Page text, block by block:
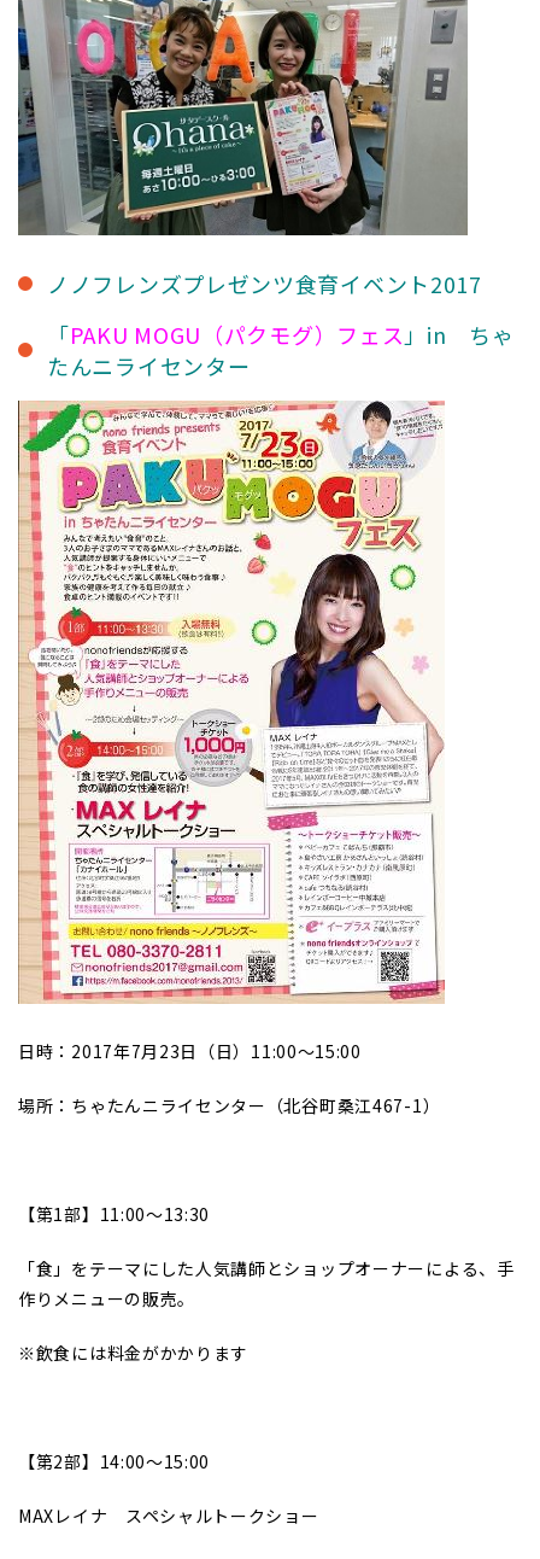
ノノフレンズプレゼンツ食育イベント2017
「PAKU MOGU（パクモグ）フェス」in ちゃ
たんニライセンター
日時：2017年7月23日（日）11:00～15:00
場所：ちゃたんニライセンター（北谷町桑江467-1）
【第1部】11:00～13:30
「食」をテーマにした人気講師とショップオーナーによる、手
作りメニューの販売。
※飲食には料金がかかります
【第2部】14:00～15:00
MAXレイナ スペシャルトークショー